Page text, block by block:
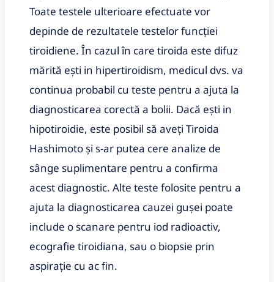
Toate testele ulterioare efectuate vor
depinde de rezultatele testelor funcției
tiroidiene. În cazul în care tiroida este difuz
mărită ești in hipertiroidism, medicul dvs. va
continua probabil cu teste pentru a ajuta la
diagnosticarea corectă a bolii. Dacă ești in
hipotiroidie, este posibil să aveți Tiroida
Hashimoto și s-ar putea cere analize de
sânge suplimentare pentru a confirma
acest diagnostic. Alte teste folosite pentru a
ajuta la diagnosticarea cauzei gușei poate
include o scanare pentru iod radioactiv,
ecografie tiroidiana, sau o biopsie prin
aspirație cu ac fin.